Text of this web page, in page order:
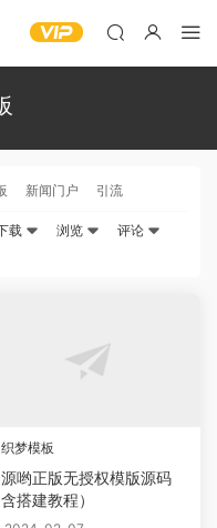
新闻门户 引流
载 浏览
评论
织梦模板
哟正版无授权模版源码
含搭建教程）